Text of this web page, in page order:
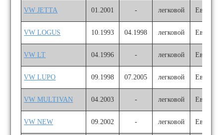
VW JETTA 01.2001 - легковой Европа
VW LOGUS 10.1993 04.1998 легковой Европа
VW LT 04.1996 - легковой Европа
VW LUPO 09.1998 07.2005 легковой Европа
VW MULTIVAN 04.2003 - легковой Европа
VW NEW 09.2002 - легковой Европа